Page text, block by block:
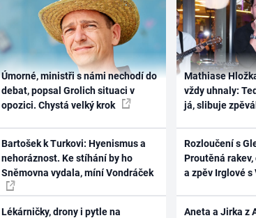
Úmorné, ministři s námi nechodí do
debat, popsal Grolich situaci v
opozici. Chystá velký krok
Bartošek k Turkovi: Hyenismus a
nehoráznost. Ke stíhání by ho
Sněmovna vydala, míní Vondráček
Lékárničky, drony i pytle na
Mathiase
vždy uhnaly:
já, slibuje
Rozloučení s
Proutěná
a zpěv Irglové s
Aneta a Jirka z